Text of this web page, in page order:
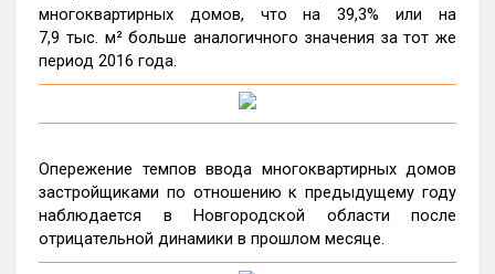
многоквартирных домов, что на 39,3% или на
7,9 тыс. м² больше аналогичного значения за тот же
период 2016 года.
Опережение темпов ввода многоквартирных домов
застройщиками по отношению к предыдущему году
наблюдается в Новгородской области после
отрицательной динамики в прошлом месяце.